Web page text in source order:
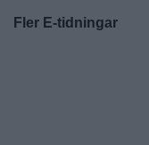
Fler E-tidningar